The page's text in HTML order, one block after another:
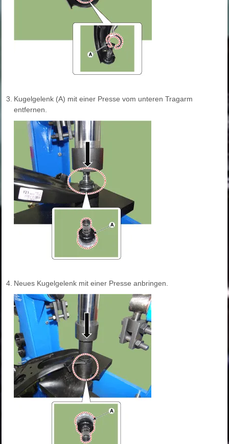
3. Kugelgelenk (A) mit einer Presse vom unteren Tragarm
entfernen.
4. Neues Kugelgelenk mit einer Presse anbringen.